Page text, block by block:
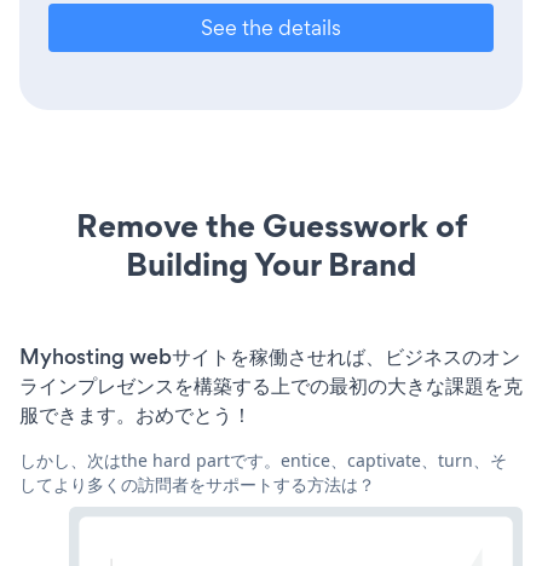
See the details
Remove the Guesswork of
Building Your Brand
Myhosting webサイトを稼働させれば、ビジネスのオン
ラインプレゼンスを構築する上での最初の大きな課題を克
服できます。おめでとう！
しかし、次はthe hard partです。entice、captivate、turn、そ
してより多くの訪問者をサポートする方法は？